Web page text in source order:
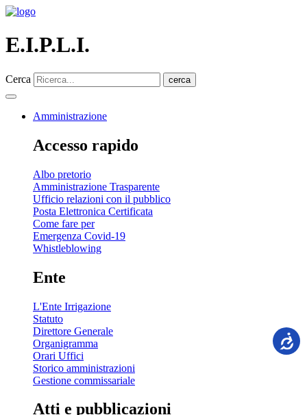
E.I.P.L.I.
Cerca cerca
Amministrazione
Accesso rapido
Albo pretorio
Amministrazione Trasparente
Ufficio relazioni con il pubblico
Posta Elettronica Certificata
Come fare per
Emergenza Covid-19
Whistleblowing
Ente
L'Ente Irrigazione
Statuto
Direttore Generale
Organigramma
Orari Uffici
Storico amministrazioni
Gestione commissariale
Atti e pubblicazioni